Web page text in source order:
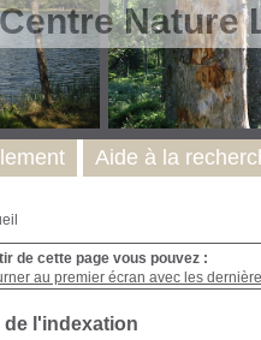
Nature
de cette page vous pouvez :
au premier écran avec les
de l'indexation
Aide à la